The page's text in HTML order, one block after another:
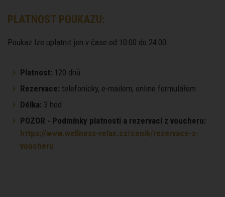
PLATNOST POUKAZU:
Poukaz lze uplatnit jen v čase od 10:00 do 24:00
Platnost: 120 dnů
Rezervace: telefonicky, e-mailem, online formulářem
Délka: 3 hod
POZOR - Podmínky platnosti a rezervací z voucheru:
https://www.wellness-relax.cz/cenik/rezervace-z-
voucheru